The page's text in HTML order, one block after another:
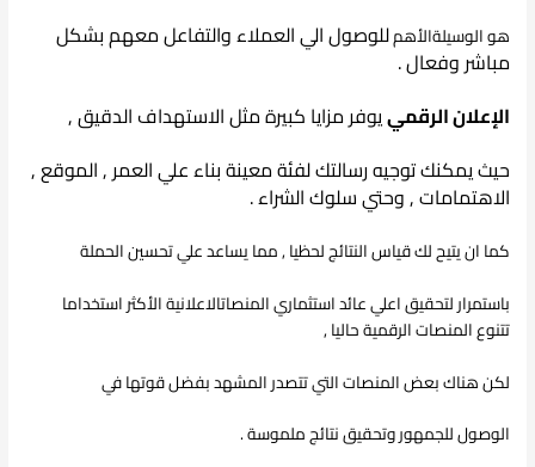
هو الوسيلةالأهمللوصول اليالعملاء والتفاعل معهم بشكل
مباشر وفعال .
الإعلان الرقمييوفر مزايا كبيرة مثلالاستهدافالدقيق ,
حيث يمكنك توجيه رسالتك لفئة معينة بناء علي العمر , الموقع ,
الاهتمامات , وحتي سلوك الشراء .
كما ان يتيح لك قياس النتائج لحظيا , مما يساعد علي تحسين الحملة
باستمرار لتحقيق اعلي عائد استثماري المنصاتالاعلانية الأكثر استخداما
تتنوع المنصات الرقمية حاليا,
لكن هناك بعض المنصات التي تتصدر المشهد بفضل قوتها في
الوصول للجمهور وتحقيق نتائج ملموسة .